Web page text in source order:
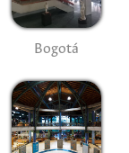
Bogotá